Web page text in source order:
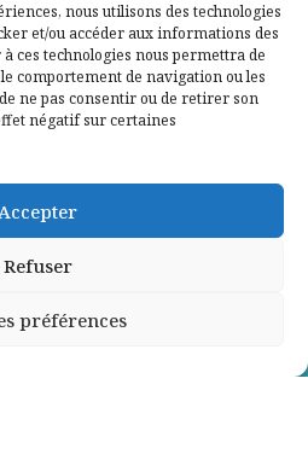
nous utilisons des technologies
et/ou accéder aux informations des
ces technologies nous permettra de
comportement de navigation ou les
ne pas consentir ou de retirer son
négatif sur certaines
Accepter
Refuser
préférences